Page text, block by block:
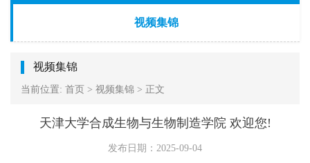
视频集锦
视频集锦
当前位置: 首页 > 视频集锦 > 正文
天津大学合成生物与生物制造学院 欢迎您!
发布日期：2025-09-04